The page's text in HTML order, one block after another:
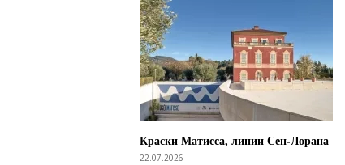
Краски Матисса, линии Сен-Лорана
22.07.2026